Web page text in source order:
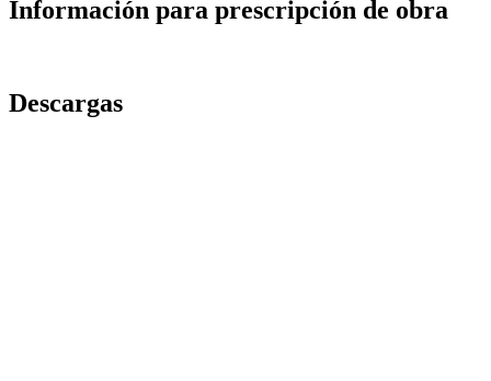
Información para prescripción de obra
Descargas